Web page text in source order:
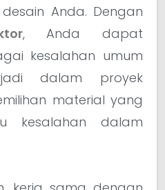
Anda. Dengan
, Anda dapat
kesalahan umum
dalam proyek
material yang
kesalahan dalam